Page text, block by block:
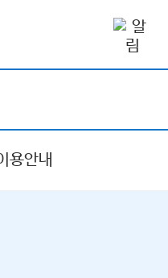
용안내